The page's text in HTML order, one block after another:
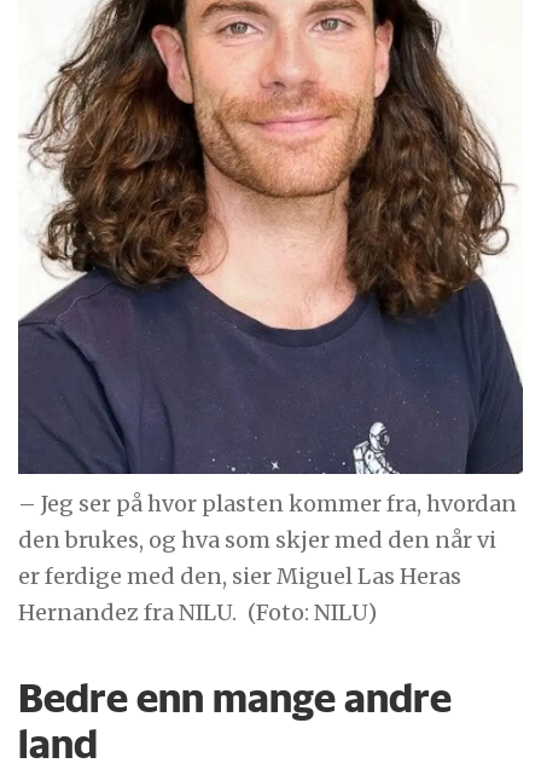
– Jeg ser på hvor plasten kommer fra, hvordan
den brukes, og hva som skjer med den når vi
er ferdige med den, sier Miguel Las Heras
Hernandez fra NILU. (Foto: NILU)
Bedre enn mange andre
land